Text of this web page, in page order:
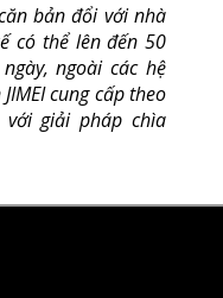
bản đổi với nhà
có thể lên đến 50
ngoài các hệ
cung cấp theo
với giải pháp chìa